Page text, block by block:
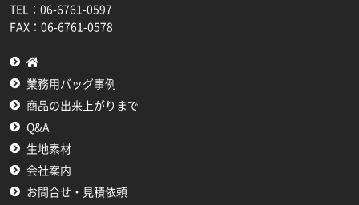
TEL： 06-6761-0597
FAX： 06-6761-0578
業務用バッグ事例
商品の出来上がりまで
Q&A
生地素材
会社案内
お問合せ・見積依頼